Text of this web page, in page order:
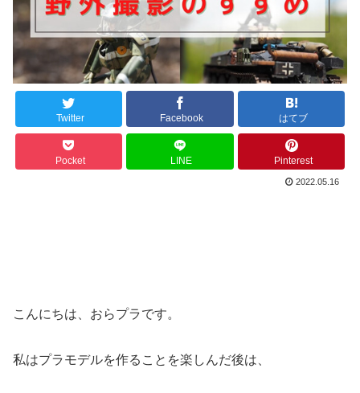
Twitter Facebook はてブ
Pocket LINE Pinterest
2022.05.16
こんにちは、おらプラです。
私はプラモデルを作ることを楽しんだ後は、